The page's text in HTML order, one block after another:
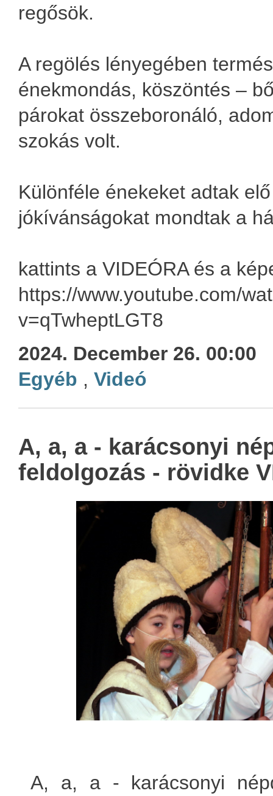
regősök.
A regölés lényegében
énekmondás, köszöntés –
párokat összeboronáló,
szokás volt.
Különféle énekeket adtak
jókívánságokat mondtak a
kattints a VIDEÓRA és a
https://www.youtube.com/
v=qTwheptLGT8
2024. December 26. 00:00
Egyéb , Videó
A, a, a - karácsonyi
feldolgozás - rövidke
A, a, a - karácsonyi